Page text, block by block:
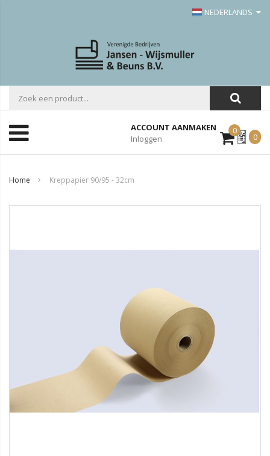
NEDERLANDS
ACCOUNT AANMAKEN
Inloggen
0Mijn
Offerte
0
Home Kreppapier 90/95 - 32cm